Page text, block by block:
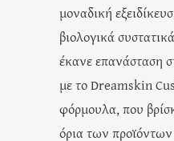
μοναδική
βιολογικά
έκανε επανάσταση
με το Dreamskin
φόρμουλα, που
όρια των προϊόντων